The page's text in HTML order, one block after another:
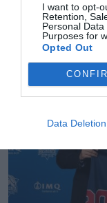
I want to opt-
Retention,
Personal
Purposes for
Opted Out
Data Deletion
2Playbook
Baskonia
para las